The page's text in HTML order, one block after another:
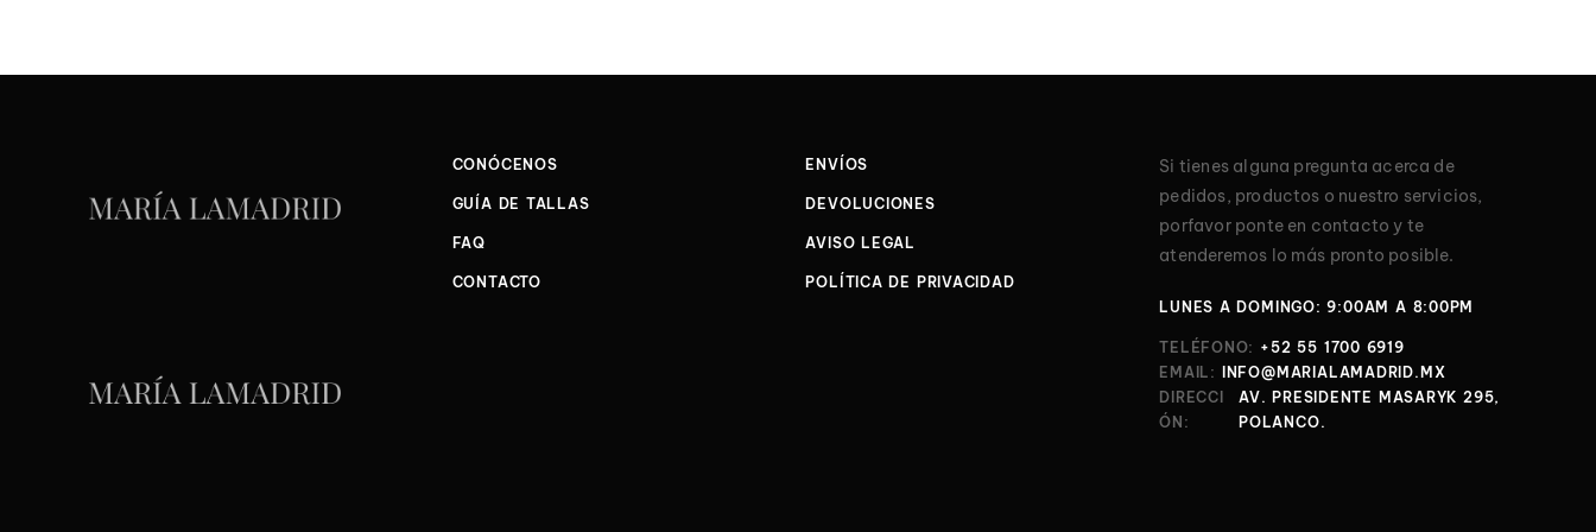
CONÓCENOS
GUÍA DE TALLAS
FAQ
CONTACTO
ENVÍOS
DEVOLUCIONES
AVISO LEGAL
POLÍTICA DE PRIVACIDAD
Si tienes alguna pregunta acerca de
pedidos, productos o nuestro servicios,
porfavor ponte en contacto y te
atenderemos lo más pronto posible.
LUNES A DOMINGO: 9:00AM A 8:00PM
TELÉFONO: +52 55 1700 6919
EMAIL:
INFO@MARIALAMADRID.MX
DIRECCI
ÓN:
AV. PRESIDENTE MASARYK 295,
POLANCO.